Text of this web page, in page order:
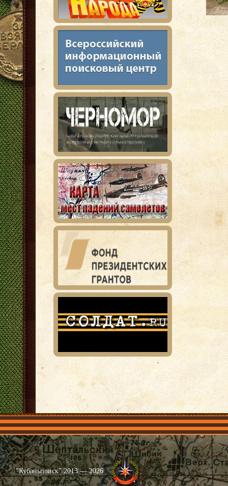
Главная Имена Общественные объединения Проекты
"Кубаньпоиск" 2013 — 2026